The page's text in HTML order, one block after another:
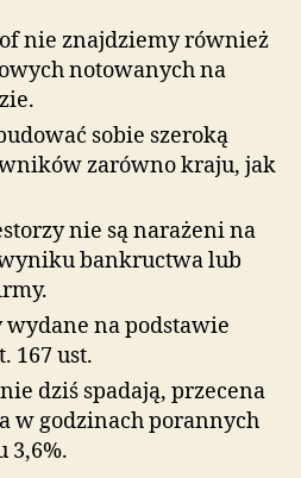
nie znajdziemy również
notowanych na
sobie szeroką
zarówno kraju, jak
nie są narażeni na
bankructwa lub
wydane na podstawie
167 ust.
dziś spadają, przecena
w godzinach porannych
3,6%.